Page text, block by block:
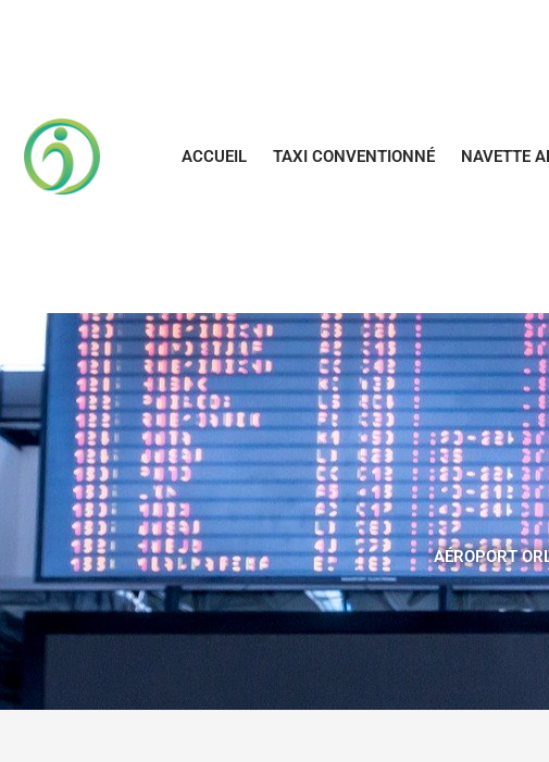
ACCUEIL TAXI CONVENTIONNÉ NAVETTE
AÉROPORT